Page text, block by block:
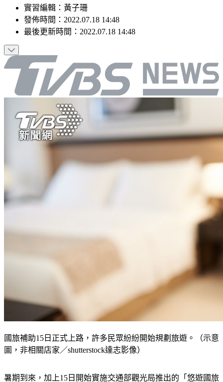
實習編輯 ： 黃子珊
發佈時間： 2022.07.18 14:48
最後更新時間： 2022.07.18 14:48
國旅補助15日正式上路，許多民眾紛紛開始規劃旅遊。（示意
圖，非相關店家／shutterstock達志影像）
暑期到來，加上15日開始實施交通部觀光局推出的「悠遊國旅